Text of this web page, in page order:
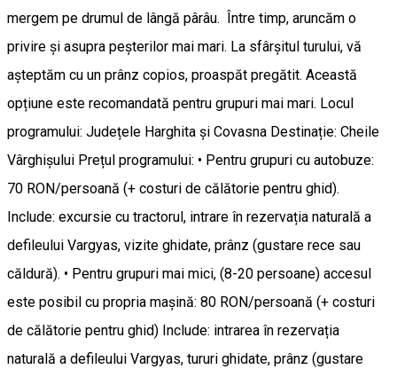
mergem pe drumul de lângă pârâu. Între timp, aruncăm o
privire și asupra peșterilor mai mari. La sfârșitul turului, vă
așteptăm cu un prânz copios, proaspăt pregătit. Această
opțiune este recomandată pentru grupuri mai mari. Locul
programului: Județele Harghita și Covasna Destinație: Cheile
Vârghișului Prețul programului: • Pentru grupuri cu autobuze:
70 RON/persoană (+ costuri de călătorie pentru ghid).
Include: excursie cu tractorul, intrare în rezervația naturală a
defileului Vargyas, vizite ghidate, prânz (gustare rece sau
căldură). • Pentru grupuri mai mici, (8-20 persoane) accesul
este posibil cu propria mașină: 80 RON/persoană (+ costuri
de călătorie pentru ghid) Include: intrarea în rezervația
naturală a defileului Vargyas, tururi ghidate, prânz (gustare